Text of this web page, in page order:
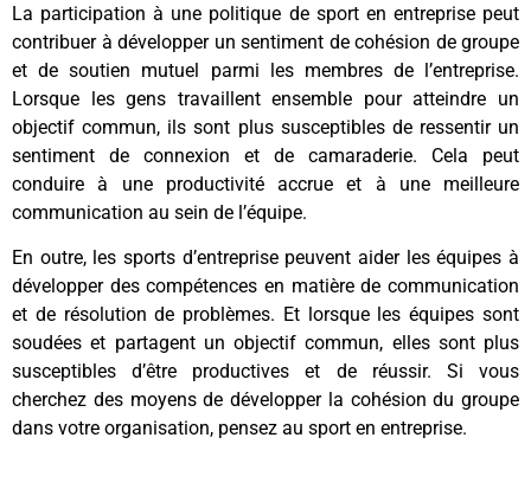
La participation à une politique de sport en entreprise peut
contribuer à développer un sentiment de cohésion de groupe
et de soutien mutuel parmi les membres de l’entreprise.
Lorsque les gens travaillent ensemble pour atteindre un
objectif commun, ils sont plus susceptibles de ressentir un
sentiment de connexion et de camaraderie. Cela peut
conduire à une productivité accrue et à une meilleure
communication au sein de l’équipe.
En outre, les sports d’entreprise peuvent aider les équipes à
développer des compétences en matière de communication
et de résolution de problèmes. Et lorsque les équipes sont
soudées et partagent un objectif commun, elles sont plus
susceptibles d’être productives et de réussir. Si vous
cherchez des moyens de développer la cohésion du groupe
dans votre organisation, pensez au sport en entreprise.